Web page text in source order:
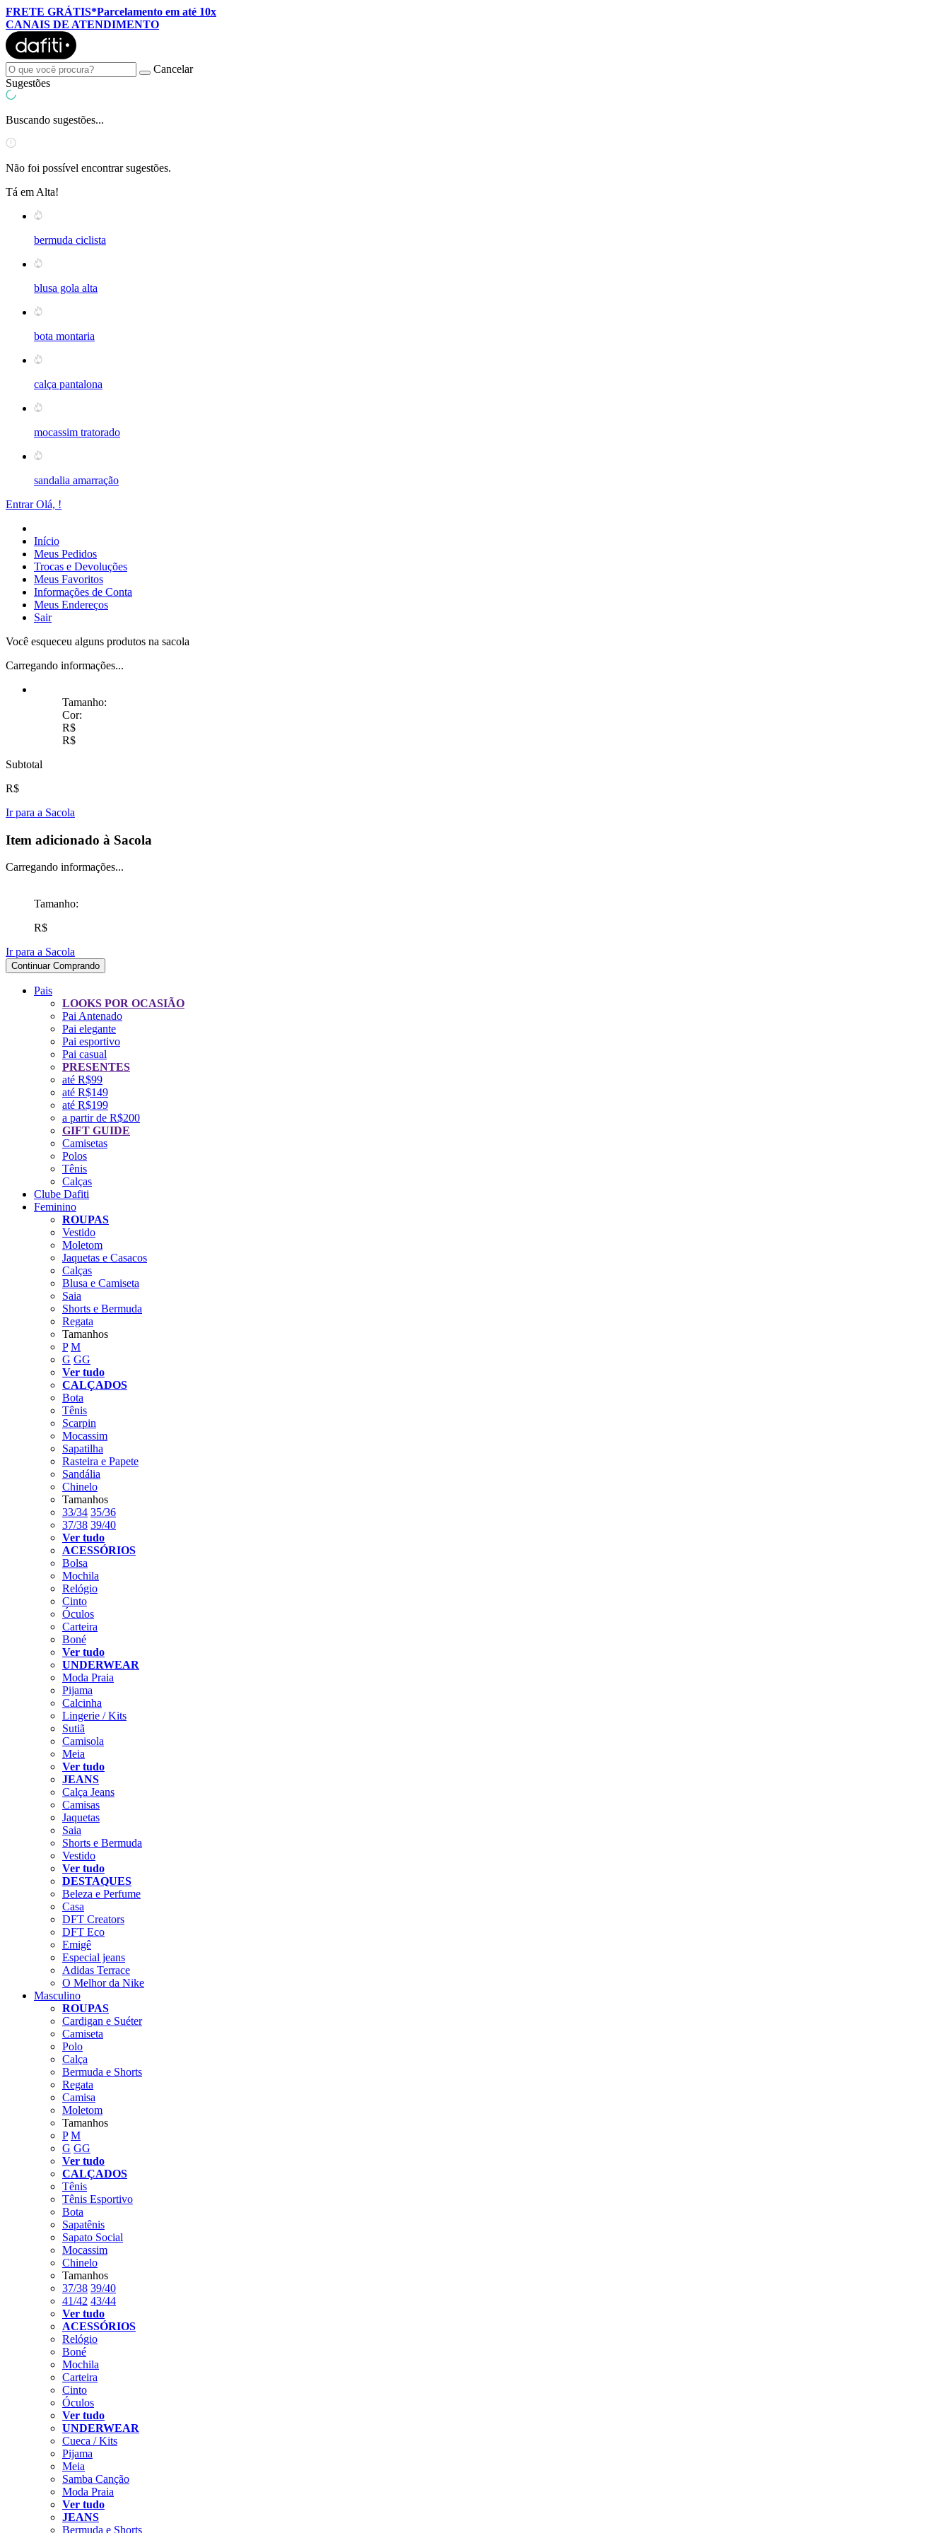
FRETE GRÁTIS*Parcelamento em até 10x
CANAIS DE ATENDIMENTO
Cancelar
Sugestões
Buscando sugestões...
Não foi possível encontrar sugestões.
Tá em Alta!
bermuda ciclista
blusa gola alta
bota montaria
calça pantalona
mocassim tratorado
sandalia amarração
EntrarOlá, !
Início
Meus Pedidos
Trocas e Devoluções
Meus Favoritos
Informações de Conta
Meus Endereços
Sair
Você esqueceu alguns produtos na sacola
Carregando informações...
Tamanho:
Cor:
R$
R$
Subtotal
R$
Ir para a Sacola
Item adicionado à Sacola
Carregando informações...
Tamanho:
R$
Ir para a Sacola
Continuar Comprando
Pais
LOOKS POR OCASIÃO
Pai Antenado
Pai elegante
Pai esportivo
Pai casual
PRESENTES
até R$99
até R$149
até R$199
a partir de R$200
GIFT GUIDE
Camisetas
Polos
Tênis
Calças
Clube Dafiti
Feminino
ROUPAS
Vestido
Moletom
Jaquetas e Casacos
Calças
Blusa e Camiseta
Saia
Shorts e Bermuda
Regata
Tamanhos
P M
G GG
Ver tudo
CALÇADOS
Bota
Tênis
Scarpin
Mocassim
Sapatilha
Rasteira e Papete
Sandália
Chinelo
Tamanhos
33/34 35/36
37/38 39/40
Ver tudo
ACESSÓRIOS
Bolsa
Mochila
Relógio
Cinto
Óculos
Carteira
Boné
Ver tudo
UNDERWEAR
Moda Praia
Pijama
Calcinha
Lingerie / Kits
Sutiã
Camisola
Meia
Ver tudo
JEANS
Calça Jeans
Camisas
Jaquetas
Saia
Shorts e Bermuda
Vestido
Ver tudo
DESTAQUES
Beleza e Perfume
Casa
DFT Creators
DFT Eco
Emigê
Especial jeans
Adidas Terrace
O Melhor da Nike
Masculino
ROUPAS
Cardigan e Suéter
Camiseta
Polo
Calça
Bermuda e Shorts
Regata
Camisa
Moletom
Tamanhos
P M
G GG
Ver tudo
CALÇADOS
Tênis
Tênis Esportivo
Bota
Sapatênis
Sapato Social
Mocassim
Chinelo
Tamanhos
37/38 39/40
41/42 43/44
Ver tudo
ACESSÓRIOS
Relógio
Boné
Mochila
Carteira
Cinto
Óculos
Ver tudo
UNDERWEAR
Cueca / Kits
Pijama
Meia
Samba Canção
Moda Praia
Ver tudo
JEANS
Bermuda e Shorts